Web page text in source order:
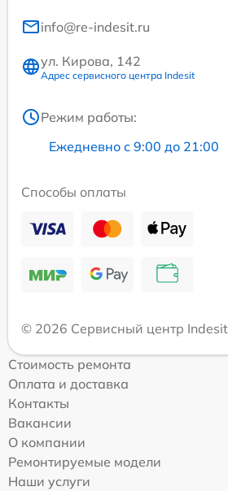
info@re-indesit.ru
ул. Кирова, 142
Адрес сервисного центра Indesit
Режим работы:
Ежедневно с 9:00 до 21:00
Способы оплаты
© 2026 Сервисный центр Indesit
Стоимость ремонта
Оплата и доставка
Контакты
Вакансии
О компании
Ремонтируемые модели
Наши услуги